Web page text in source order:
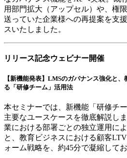
用部門拡大（アップセル）や、権
送っていた企業様への再提案を支
スいたしました。
リリース記念ウェビナー開催
【新機能発表】LMSのガバナンス強化と
る「研修チーム」活用法
本セミナーでは、新機能「研修チ
主要なユースケースを徹底解説し
業における部署ごとの独立運用に
と、教育ビジネスにおける顧客
ォーム戦略を、約45分で凝縮して